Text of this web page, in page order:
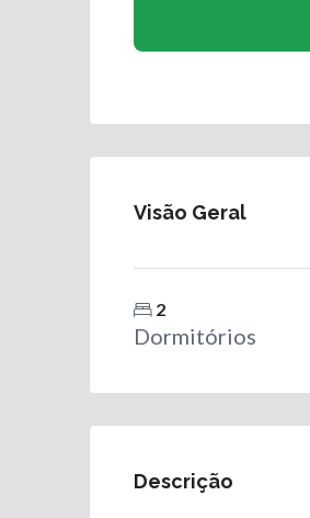
Visão Geral
2
Dormitórios
Descrição